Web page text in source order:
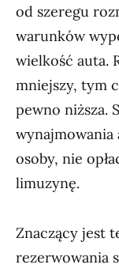
od szeregu
warunków
wielkość auta.
mniejszy, tym
pewno niższa.
osoby, nie
limuzynę.
Znaczący jest
rezerwowania